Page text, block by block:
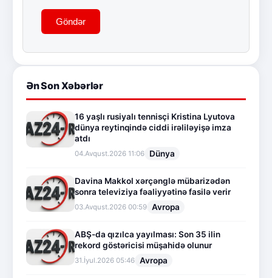
Göndər
Ən Son Xəbərlər
16 yaşlı rusiyalı tennisçi Kristina Lyutova
dünya reytinqində ciddi irəliləyişə imza
atdı
04.Avqust.2026 11:06 Dünya
Davina Makkol xərçənglə mübarizədən
sonra televiziya fəaliyyətinə fasilə verir
03.Avqust.2026 00:59 Avropa
ABŞ-da qızılca yayılması: Son 35 ilin
rekord göstəricisi müşahidə olunur
31.İyul.2026 05:46 Avropa